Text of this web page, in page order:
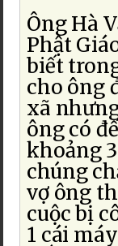
Ông Hà
Phật
biết
cho ông
xã
ông có
khoảng
chúng
vợ ông
cuộc bị
1 cái